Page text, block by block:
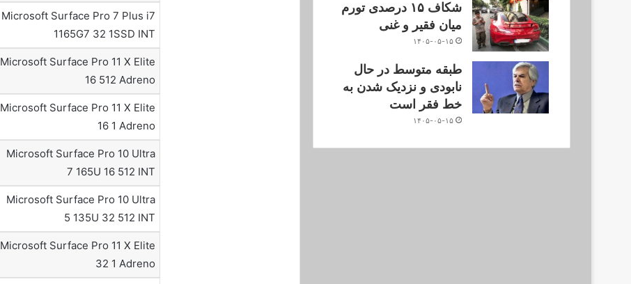
Microsoft Surface Pro 7 Plus i7
1165G7 32 1SSD INT
Microsoft Surface Pro 11 X Elite
16 512 Adreno
Microsoft Surface Pro 11 X Elite
16 1 Adreno
Microsoft Surface Pro 10 Ultra
7 165U 16 512 INT
Microsoft Surface Pro 10 Ultra
5 135U 32 512 INT
Microsoft Surface Pro 11 X Elite
32 1 Adreno
شکاف ۱۵ درصدی تورم
میان فقیر و غنی
۱۴۰۵-۰۵-۱۵
طبقه متوسط در حال
نابودی و نزدیک شدن به
خط فقر است
۱۴۰۵-۰۵-۱۵